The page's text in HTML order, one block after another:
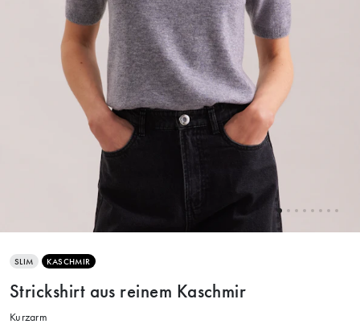
SLIM KASCHMIR
Strickshirt aus reinem Kaschmir
Kurzarm